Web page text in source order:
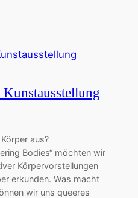
aus?
Bodies“ möchten wir
Körpervorstellungen
erkunden. Was macht
wir uns queeres